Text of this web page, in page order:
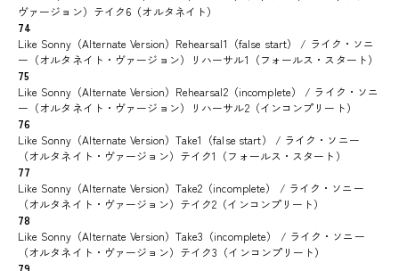
ヴァージョン）テイク6（オルタネイト）
74
Like Sonny（Alternate Version）Rehearsal1（false start） / ライク・ソニ
ー（オルタネイト・ヴァージョン）リハーサル1（フォールス・スタート）
75
Like Sonny（Alternate Version）Rehearsal2（incomplete） / ライク・ソニ
ー（オルタネイト・ヴァージョン）リハーサル2（インコンプリート）
76
Like Sonny（Alternate Version）Take1（false start） / ライク・ソニー
（オルタネイト・ヴァージョン）テイク1（フォールス・スタート）
77
Like Sonny（Alternate Version）Take2（incomplete） / ライク・ソニー
（オルタネイト・ヴァージョン）テイク2（インコンプリート）
78
Like Sonny（Alternate Version）Take3（incomplete） / ライク・ソニー
（オルタネイト・ヴァージョン）テイク3（インコンプリート）